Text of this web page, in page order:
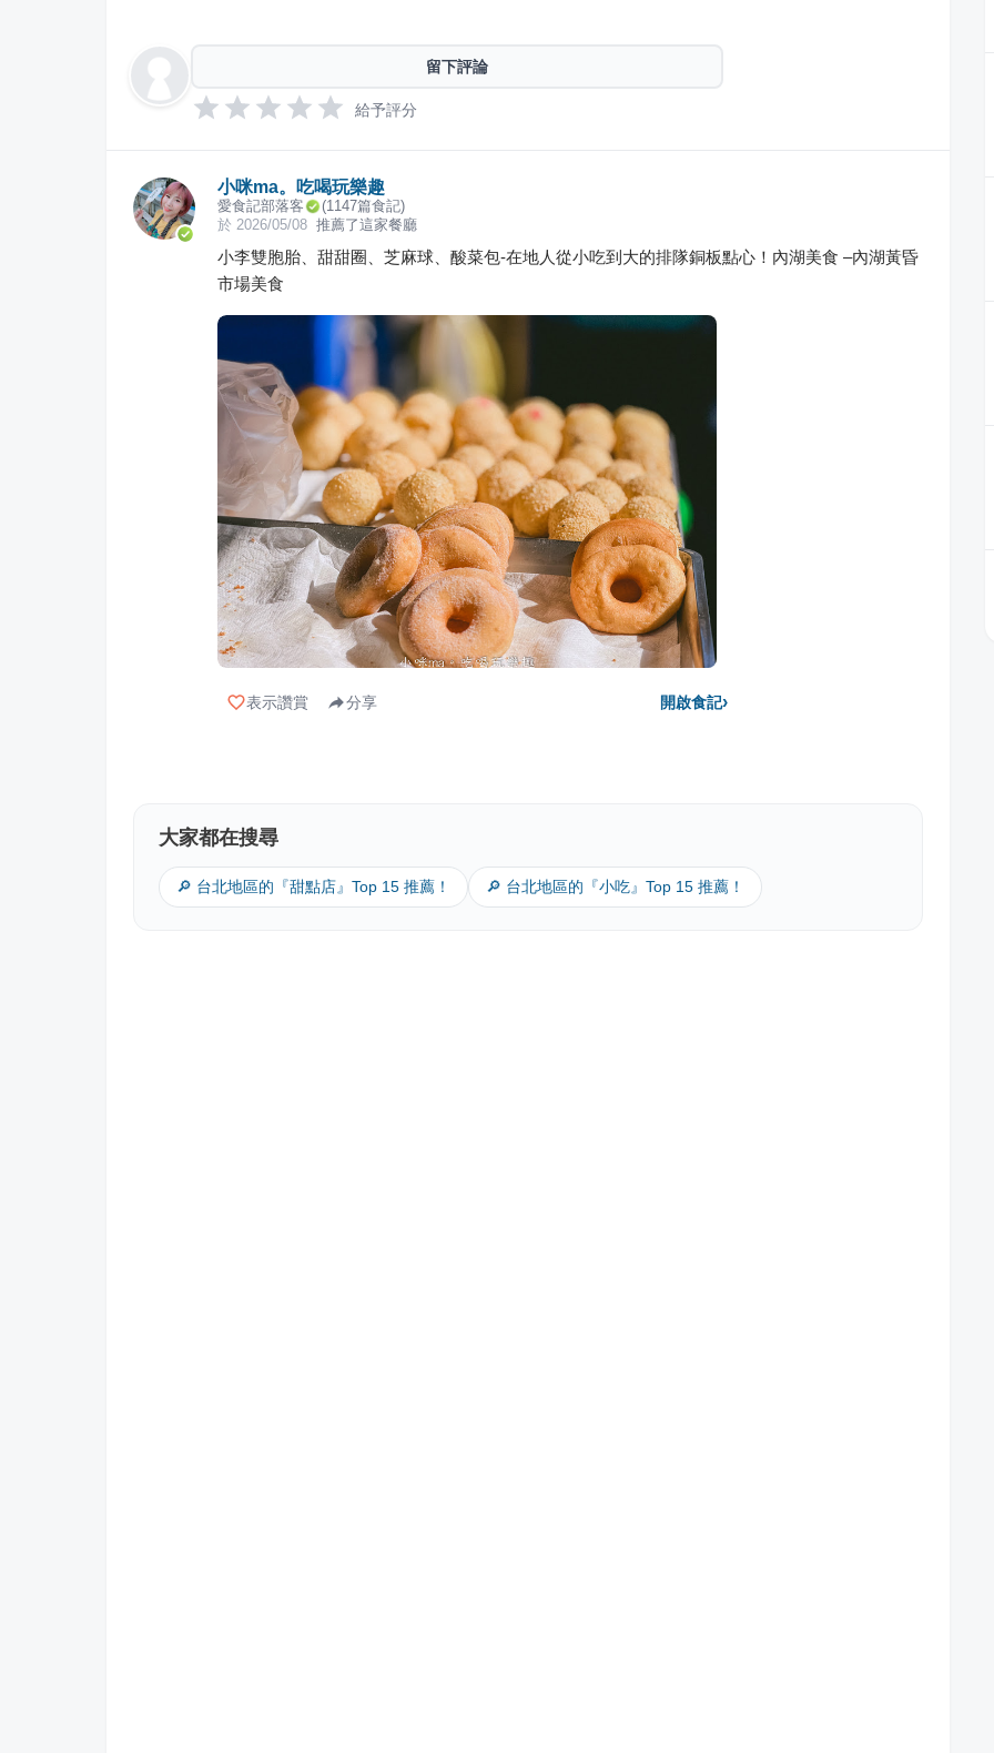
留下評論
給予評分
小咪ma。吃喝玩樂趣
愛食記部落客 (1147篇食記)
於 2026/05/08 推薦了這家餐廳
小李雙胞胎、甜甜圈、芝麻球、酸菜包-在地人從小吃到大的排隊銅板點心！內湖美食 –內湖黃昏
市場美食
表示讚賞 分享 開啟食記›
大家都在搜尋
🔎 台北地區的『甜點店』Top 15 推薦！ 🔎 台北地區的『小吃』Top 15 推薦！